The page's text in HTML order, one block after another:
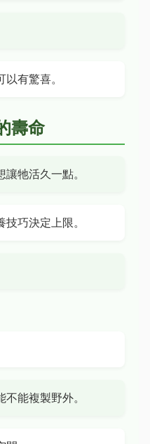
有驚喜。
壽命
牠活久一點。
巧決定上限。
能複製野外。